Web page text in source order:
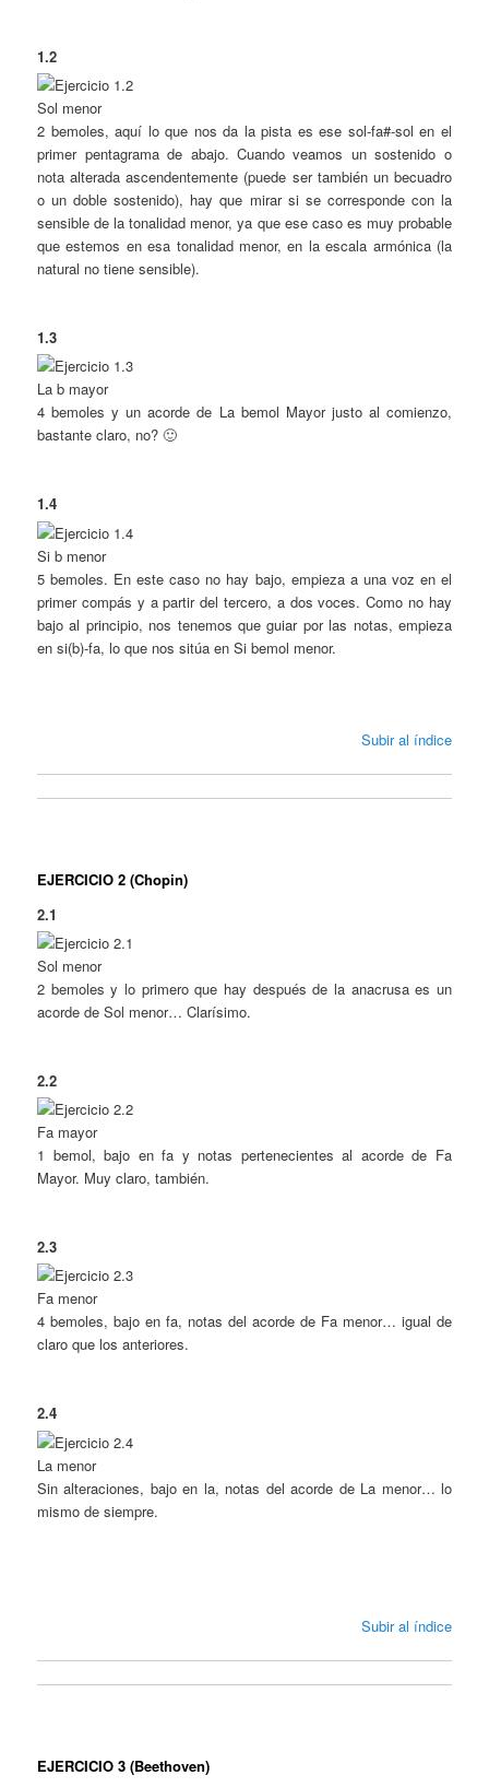
1.2
Sol menor
2 bemoles, aquí lo que nos da la pista es ese sol-fa#-sol en el
primer pentagrama de abajo. Cuando veamos un sostenido o
nota alterada ascendentemente (puede ser también un becuadro
o un doble sostenido), hay que mirar si se corresponde con la
sensible de la tonalidad menor, ya que ese caso es muy probable
que estemos en esa tonalidad menor, en la escala armónica (la
natural no tiene sensible).
1.3
La b mayor
4 bemoles y un acorde de La bemol Mayor justo al comienzo,
bastante claro, no? 🙂
1.4
Si b menor
5 bemoles. En este caso no hay bajo, empieza a una voz en el
primer compás y a partir del tercero, a dos voces. Como no hay
bajo al principio, nos tenemos que guiar por las notas, empieza
en si(b)-fa, lo que nos sitúa en Si bemol menor.
Subir al índice
EJERCICIO 2 (Chopin)
2.1
Sol menor
2 bemoles y lo primero que hay después de la anacrusa es un
acorde de Sol menor… Clarísimo.
2.2
Fa mayor
1 bemol, bajo en fa y notas pertenecientes al acorde de Fa
Mayor. Muy claro, también.
2.3
Fa menor
4 bemoles, bajo en fa, notas del acorde de Fa menor… igual de
claro que los anteriores.
2.4
La menor
Sin alteraciones, bajo en la, notas del acorde de La menor… lo
mismo de siempre.
Subir al índice
EJERCICIO 3 (Beethoven)